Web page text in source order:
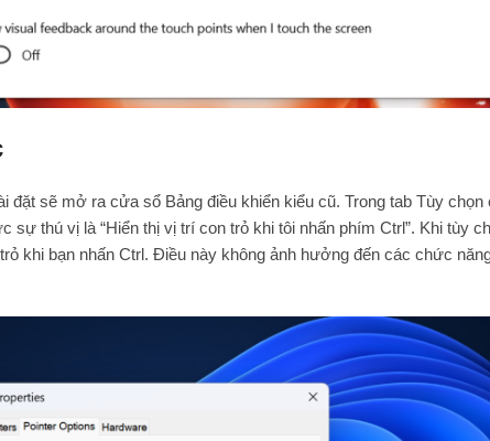
đặt sẽ mở ra cửa sổ Bảng điều khiển kiểu cũ. Trong tab Tùy chọn
thú vị là “Hiển thị vị trí con trỏ khi tôi nhấn phím Ctrl”. Khi tùy
khi bạn nhấn Ctrl. Điều này không ảnh hưởng đến các chức